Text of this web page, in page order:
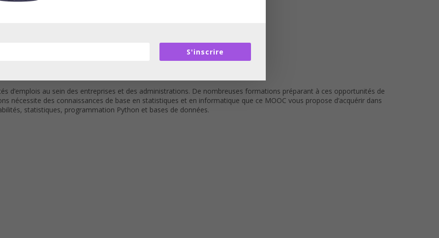
d’emplois au sein des entreprises et des administrations. De nombreuses formations préparant à ces opportunités de
nécessite des connaissances de base en statistiques et en informatique que ce MOOC vous propose d’acquérir dans
statistiques, programmation Python et bases de données.
S'inscrire